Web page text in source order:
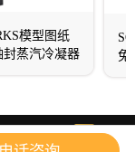
模型图纸
蒸汽冷凝器
免